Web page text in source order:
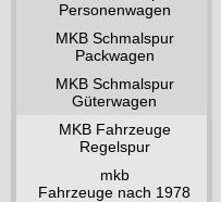
Personenwagen
MKB Schmalspur
Packwagen
MKB Schmalspur
Güterwagen
MKB Fahrzeuge
Regelspur
mkb
Fahrzeuge nach 1978